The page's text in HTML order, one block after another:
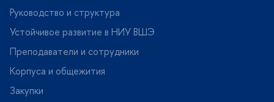
Руководство и структура
Устойчивое развитие в НИУ ВШЭ
Преподаватели и сотрудники
Корпуса и общежития
Закупки